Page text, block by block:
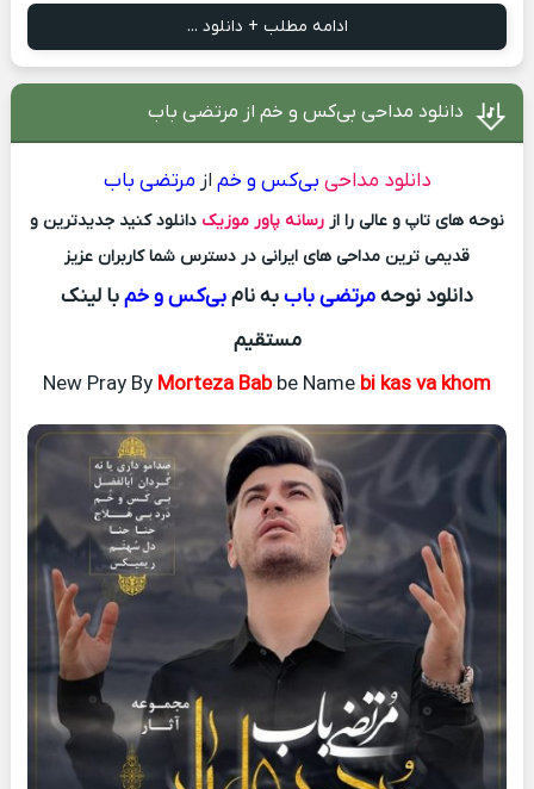
ادامه مطلب + دانلود ...
دانلود مداحی بی‌کس و خم از مرتضی باب
دانلود مداحی بی‌کس و خم از مرتضی باب
نوحه های تاپ و عالی را از رسانه پاور موزیک دانلود کنید جدیدترین و
قدیمی ترین مداحی های ایرانی در دسترس شما کاربران عزیز
دانلود نوحهمرتضی باببه نامبی‌کس و خمبا لینک
مستقیم
New Pray By Morteza Babbe Name bi kas va khom